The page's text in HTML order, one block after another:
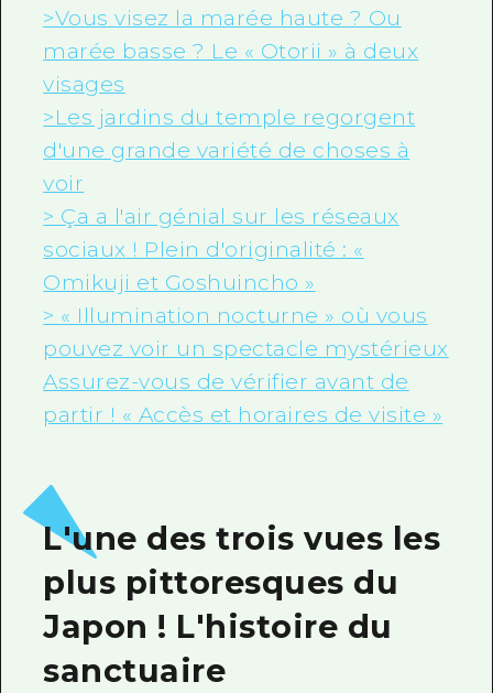
>Vous visez la marée haute ? Ou
marée basse ? Le « Otorii » à deux
visages
>Les jardins du temple regorgent
d'une grande variété de choses à
voir
> Ça a l'air génialsur les réseaux
sociaux ! Plein d'originalité : «
Omikuji et Goshuincho »
> « Illumination nocturne » où vous
pouvez voir un spectacle mystérieux
Assurez-vous de vérifier avant de
partir ! « Accès et horaires de visite »
L'une des trois vues les
plus pittoresques du
Japon ! L'histoire du
sanctuaire